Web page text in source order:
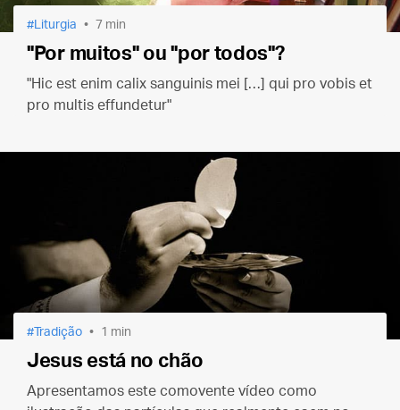
Liturgia 7 min
"Por muitos" ou "por todos"?
"Hic est enim calix sanguinis mei […] qui pro vobis et
pro multis effundetur"
Tradição 1 min
Jesus está no chão
Apresentamos este comovente vídeo como